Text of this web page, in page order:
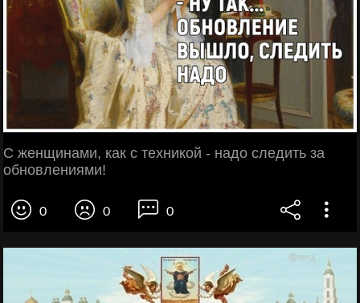
С женщинами, как с техникой - надо следить за
обновлениями!
0 0 0